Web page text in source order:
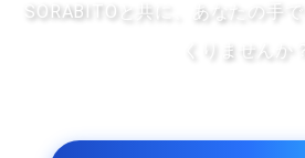
SORABITOと共に、あなたの手
くりませんか